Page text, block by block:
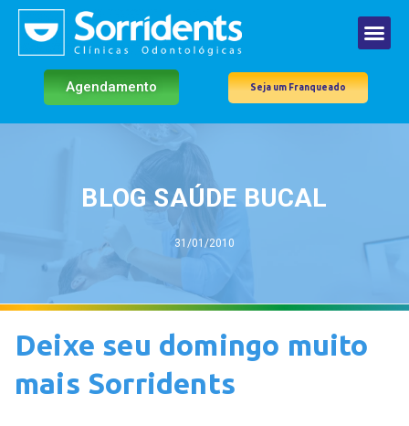
Agendamento Seja um Franqueado
BLOG SAÚDE BUCAL
31/01/2010
Deixe seu domingo muito
mais Sorridents